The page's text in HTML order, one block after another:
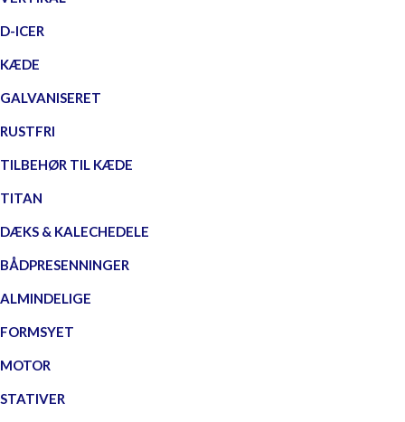
D-ICER
KÆDE
GALVANISERET
RUSTFRI
TILBEHØR TIL KÆDE
TITAN
DÆKS & KALECHEDELE
BÅDPRESENNINGER
ALMINDELIGE
FORMSYET
MOTOR
STATIVER